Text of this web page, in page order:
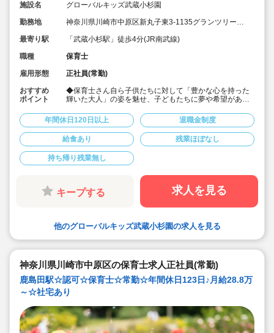
施設名
グローバルキッズ武蔵小杉園
勤務地
神奈川県川崎市中原区新丸子東3-1135グランツリー武
最寄り駅
「武蔵小杉駅」徒歩4分(JR南武線)
職種
保育士
雇用形態
正社員(常勤)
おすすめ
ポイント
◆保育士さん自ら子供たちに対して「豊かな心を持った
輝いた大人」の姿を魅せ、子どもたちに夢や希望がある
◆年間休日125日以上！
◆子育て期間中は時短勤務OK
◆半日有給OKで子育て中の方も働きやすい環境です
◆会社独自の休暇制度がありますので、独身、既婚者問
わずノビノビと働きやすい環境です。
◆宿舎借上げ制度利用可能です！
◆職員間の人間関係を大事にしています。チーム保育で
新しい仲間も皆でサポート。新卒で不安な方、中途で馴
染めるか不安な方ブランク空けの方、別業種からのキャ
リアチェンジの方！どんな方でもチームでサポートしあ
いながら保育をする環境です
能です！
す！
◆充実の福利厚生、海外研修など腰を据え長く勤務でき
成長し続けられる環境が整っています。
年間休日120日以上 退職金制度
給食あり 残業ほぼなし
持ち帰り残業無し
キープする 求人を見る
他のグローバルキッズ武蔵小杉園の求人を見る
神奈川県川崎市中原区の保育士求人正社員(常勤)
鹿島田駅☆認可☆保育士☆常勤☆年間休日123日♪月給28.8万
～☆社宅あり